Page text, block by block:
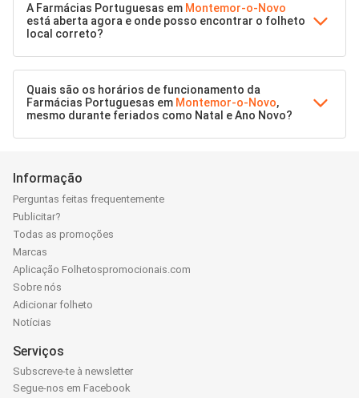
A Farmácias Portuguesas em Montemor-o-Novo
está aberta agora e onde posso encontrar o folheto
local correto?
Quais são os horários de funcionamento da
Farmácias Portuguesas em Montemor-o-Novo,
mesmo durante feriados como Natal e Ano Novo?
Informação
Perguntas feitas frequentemente
Publicitar?
Todas as promoções
Marcas
Aplicação Folhetospromocionais.com
Sobre nós
Adicionar folheto
Notícias
Serviços
Subscreve-te à newsletter
Segue-nos em Facebook